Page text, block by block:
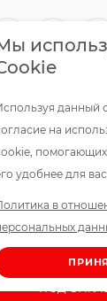
ПОД
Все права
данный
на
удобнее для
в